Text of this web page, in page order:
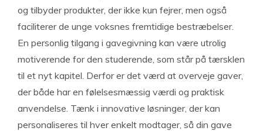
og tilbyder produkter, der ikke kun fejrer, men også
faciliterer de unge voksnes fremtidige bestræbelser.
En personlig tilgang i gavegivning kan være utrolig
motiverende for den studerende, som står på tærsklen
til et nyt kapitel. Derfor er det værd at overveje gaver,
der både har en følelsesmæssig værdi og praktisk
anvendelse. Tænk i innovative løsninger, der kan
personaliseres til hver enkelt modtager, så din gave